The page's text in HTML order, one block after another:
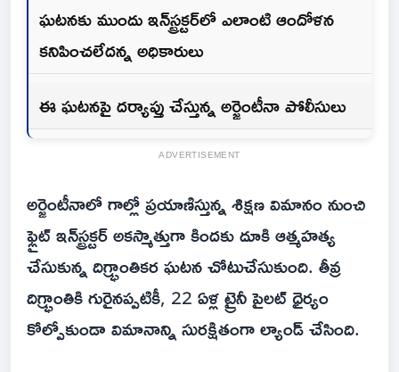
ఘటనకు ముందు ఇన్‌స్ట్రక్టర్‌లో ఎలాంటి ఆందోళన
కనిపించలేదన్న అధికారులు
ఈ ఘటనపై దర్యాప్తు చేస్తున్న అర్జెంటీనా పోలీసులు
ADVERTISEMENT
అర్జెంటీనాలో గాల్లో ప్రయాణిస్తున్న శిక్షణ విమానం నుంచి
ఫ్లైట్ ఇన్‌స్ట్రక్టర్ అకస్మాత్తుగా కిందకు దూకి ఆత్మహత్య
చేసుకున్న దిగ్భ్రాంతికర ఘటన చోటుచేసుకుంది. తీవ్ర
దిగ్భ్రాంతికి గురైనప్పటికీ, 22 ఏళ్ల ట్రైనీ పైలట్ ధైర్యం
కోల్పోకుండా విమానాన్ని సురక్షితంగా ల్యాండ్ చేసింది.